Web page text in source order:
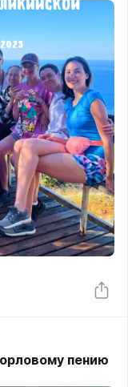
пению